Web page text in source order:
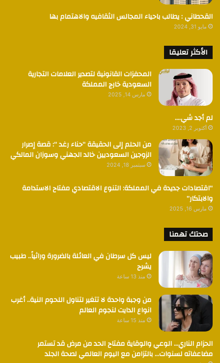
القحطاني : يطالب باحياء المجالس الثقافيه والاهتمام بها
مايو 31, 2024
الأكثر تعليقا
المحفزات القانونية لتصدير العلامات التجارية
السعودية خارج المملكة
مارس 14, 2025
لم أجد شي….
أكتوبر 2, 2023
من الحلم إلى الحقيقة “حناء رغد “: قصة إصرار
الزوجين السعوديين خالد الجهني وسوزان المالكي
سبتمبر 18, 2024
“اقتصادات جديدة في المملكة: التنوع الاقتصادي مفتاح الاستدامة
والابتكار”
مارس 16, 2025
صحتك تهمنا
ليس كل سرطان في العائلة بالضرورة وراثياً.. طبيب
يشرح
منذ 13 ساعة
من وجبة واحدة لا تتغير لتناول اللحوم النية.. أغرب
انواع الدايت لنجوم العالم
منذ 15 ساعة
الحزام الناري… الوعي والوقاية مفتاح الحد من مرض قد تستمر
مضاعفاته لسنوات… بالتزامن مع اليوم العالمي لصحة الجلد